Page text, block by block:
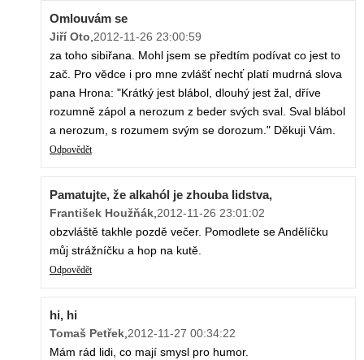
Omlouvám se
Jiří Oto 2012-11-26 23:00:59
za toho sibiřana. Mohl jsem se předtím podívat co jest to
zač. Pro vědce i pro mne zvlášť nechť platí mudrná slova
pana Hrona: "Krátký jest blábol, dlouhý jest žal, dříve
rozumně zápol a nerozum z beder svých sval. Sval blábol
a nerozum, s rozumem svým se dorozum." Děkuji Vám.
Odpovědět
Pamatujte, že alkahól je zhouba lidstva,
František Houžňák 2012-11-26 23:01:02
obzvláště takhle pozdě večer. Pomodlete se Andělíčku
můj strážníčku a hop na kutě.
Odpovědět
hi, hi
Tomaš Petřek 2012-11-27 00:34:22
Mám rád lidi, co mají smysl pro humor.